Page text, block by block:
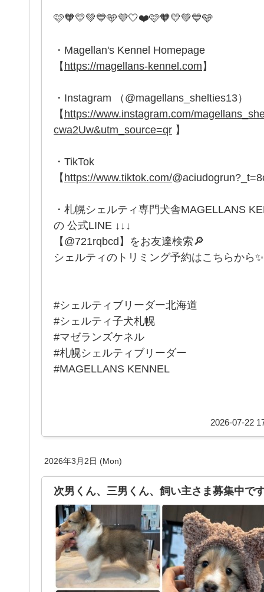
🩷🧡💛💚💙🩵💜🤍❤️🩷🧡💛💚💙🩵
・Magellan's Kennel Homepage
【https://magellans-kennel.com】
・Instagram （@magellans_shelties13）
【https://www.instagram.com/
cwa2Uw&utm_source=qr 】
・TikTok
【https://www.tiktok.com/
・札幌シェルティ専門犬舎MAGELLANS
の 公式LINE ↓↓↓
【@721rqbcd】をお友達検索🔎
シェルティのトリミング予約はこちらから✨
#シェルティブリーダー北海道
#シェルティ子犬札幌
#マゼランズケネル
#札幌シェルティブリーダー
#MAGELLANS KENNEL
2026-07-22
2026年3月2日 (Mon)
次男くん、三男くん、飼い主さま募集中で